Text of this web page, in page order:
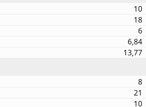
10
18
6
6,84
13,77
8
21
10